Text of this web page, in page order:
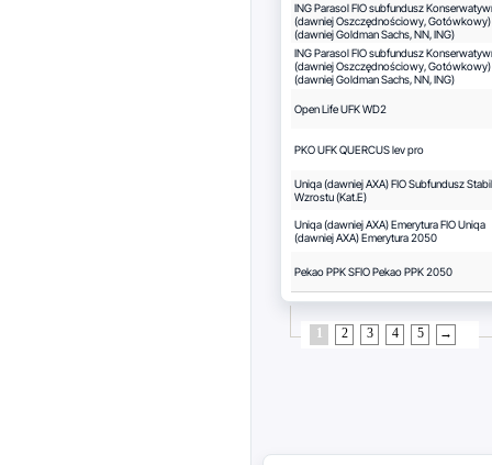
ING Parasol FIO subfundusz
(dawniej Oszczędnościowy, Gotówkowy)
(dawniej Goldman Sachs, NN, ING)
ING Parasol FIO subfundusz
(dawniej Oszczędnościowy, Gotówkowy)
(dawniej Goldman Sachs, NN, ING)
Open Life UFK WD2
PKO UFK QUERCUS lev pro
Uniqa (dawniej AXA) FIO Subfundusz
Wzrostu (Kat.E)
Uniqa (dawniej AXA) Emerytura FIO Uniqa
(dawniej AXA) Emerytura 2050
Pekao PPK SFIO Pekao PPK 2050
1 2 3 4 5 →